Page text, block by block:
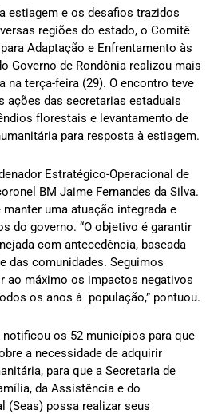
estiagem e os desafios trazidos
regiões do estado, o Comitê
Adaptação e Enfrentamento às
Governo de Rondônia realizou mais
na terça-feira (29). O encontro teve
ações das secretarias estaduais
florestais e levantamento de
para resposta à estiagem.
Estratégico-Operacional de
BM Jaime Fernandes da Silva.
uma atuação integrada e
do governo. “O objetivo é garantir
com antecedência, baseada
das comunidades. Seguimos
ao máximo os impactos negativos
os anos à população,” pontuou.
os 52 municípios para que
a necessidade de adquirir
para que a Secretaria de
da Assistência e do
(Seas) possa realizar seus